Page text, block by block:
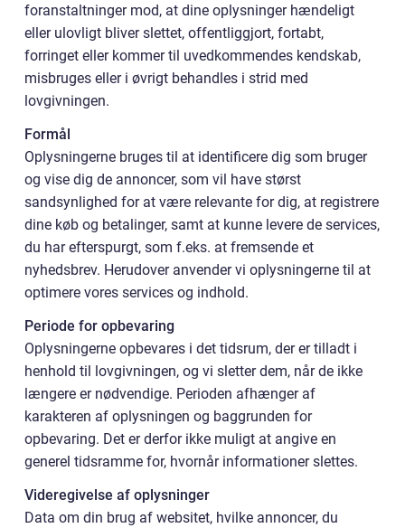
foranstaltninger mod, at dine oplysninger hændeligt
eller ulovligt bliver slettet, offentliggjort, fortabt,
forringet eller kommer til uvedkommendes kendskab,
misbruges eller i øvrigt behandles i strid med
lovgivningen.
Formål
Oplysningerne bruges til at identificere dig som bruger
og vise dig de annoncer, som vil have størst
sandsynlighed for at være relevante for dig, at registrere
dine køb og betalinger, samt at kunne levere de services,
du har efterspurgt, som f.eks. at fremsende et
nyhedsbrev. Herudover anvender vi oplysningerne til at
optimere vores services og indhold.
Periode for opbevaring
Oplysningerne opbevares i det tidsrum, der er tilladt i
henhold til lovgivningen, og vi sletter dem, når de ikke
længere er nødvendige. Perioden afhænger af
karakteren af oplysningen og baggrunden for
opbevaring. Det er derfor ikke muligt at angive en
generel tidsramme for, hvornår informationer slettes.
Videregivelse af oplysninger
Data om din brug af websitet, hvilke annoncer, du